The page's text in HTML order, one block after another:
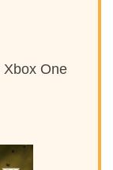
Xbox One